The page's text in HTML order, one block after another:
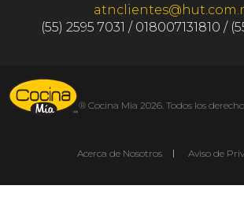
(55) 2595 7031 / 018007131810 /
® Cocina Mia 2026. Todos los
Acerca de Nosotros Aviso de